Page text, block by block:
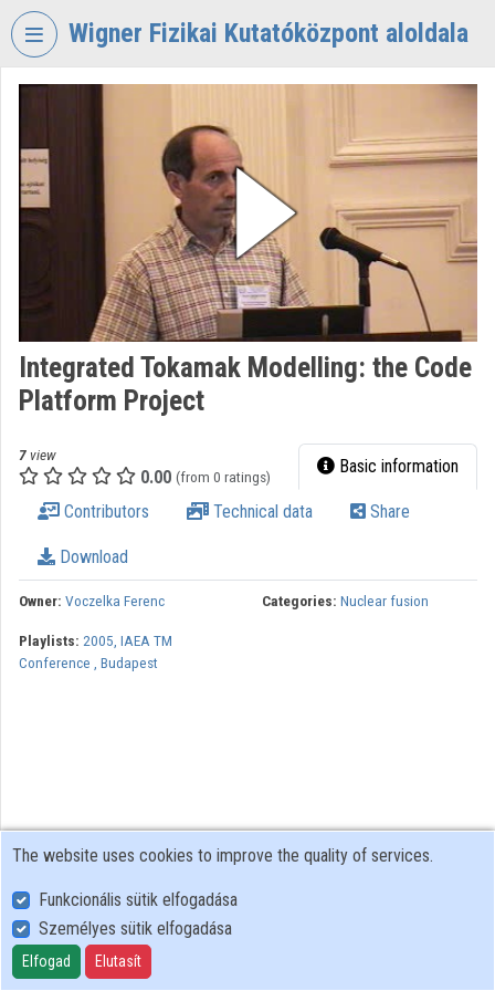
Skip header
Wigner Fizikai Kutatóközpont aloldala
WIGNER
FIZIKAI
KUTATÓKÖZPONT
Organization home
Log In
Categories
Integrated Tokamak Modelling: the Code
Platform Project
7 view
0.00 (from 0 ratings) Basic information
Contributors Technical data Share
Download
Owner: Voczelka Ferenc Categories: Nuclear fusion
Playlists: 2005, IAEA TM
Conference , Budapest
User Policy
Adatkezelési tájékoztató (en)
Cookie Policy
The website uses cookies to improve the quality of services.
Funkcionális sütik elfogadása
Személyes sütik elfogadása
Elfogad Elutasít